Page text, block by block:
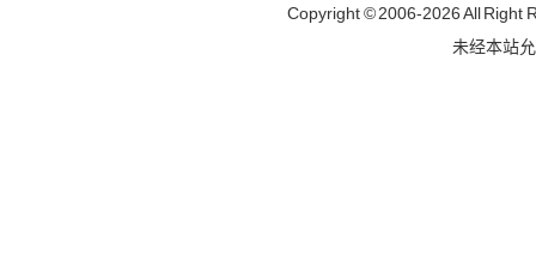
Copyright © 2006-2026 All Right
未经本站